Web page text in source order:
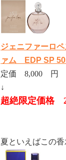
ジェニファーロ
ァム EDP SP
定価 8,000 円
↓
超絶限定価格
夏といえばこの香